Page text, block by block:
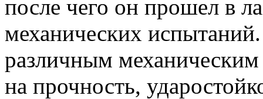
после чего он прошел в
механических
различным
на прочность,